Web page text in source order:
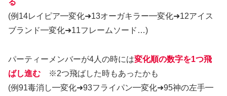
る
(例14レイピア━変化➜13オーガキラー━変化➜12アイス
ブランド━変化➜11フレームソード…)
パーティーメンバーが4人の時には変化順の数字を1つ飛
ばし進む ※2つ飛ばした時もあったかも
(例91毒消し━変化➜93フライパン━変化➜95神の左手━